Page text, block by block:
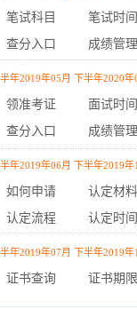
笔试科目
笔试时间
查分入口 成绩管理
半年2019年05月 下半年2020年
领准考证
面试时间
查分入口 成绩管理
半年2019年06月 下半年2019年
如何申请
认定材料
认定流程 认定时间
半年2019年07月 下半年2019年
证书查询 证书期限